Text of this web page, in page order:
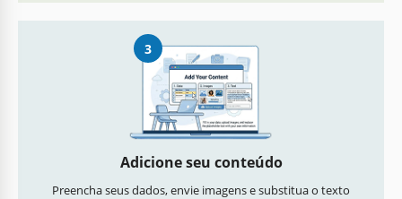
3
Adicione seu conteúdo
Preencha seus dados, envie imagens e substitua o texto